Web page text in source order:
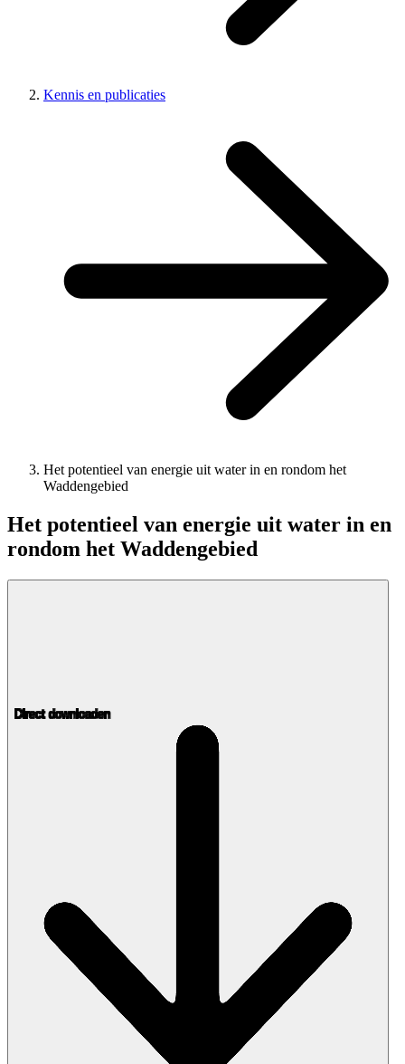
Kennis en publicaties
Het potentieel van energie uit water in en rondom het
Waddengebied
Het potentieel van energie uit water in en
rondom het Waddengebied
Direct downloaden